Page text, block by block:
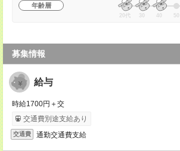
年齢層
20代 30 40 50
募集情報
給与
時給1700円＋交
交通費別途支給あり
交通費 通勤交通費支給